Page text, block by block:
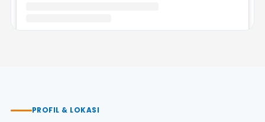
PROFIL & LOKASI